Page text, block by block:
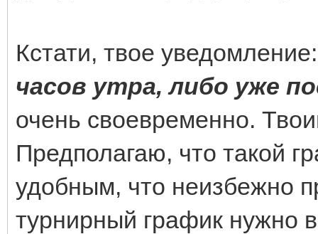
Кстати, твое
часов утра, либо уже
очень своевременно.
Предполагаю, что такой
удобным, что неизбежно
турнирный график нужно